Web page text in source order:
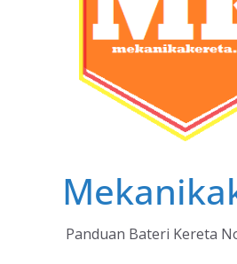
Panduan Bateri Kereta